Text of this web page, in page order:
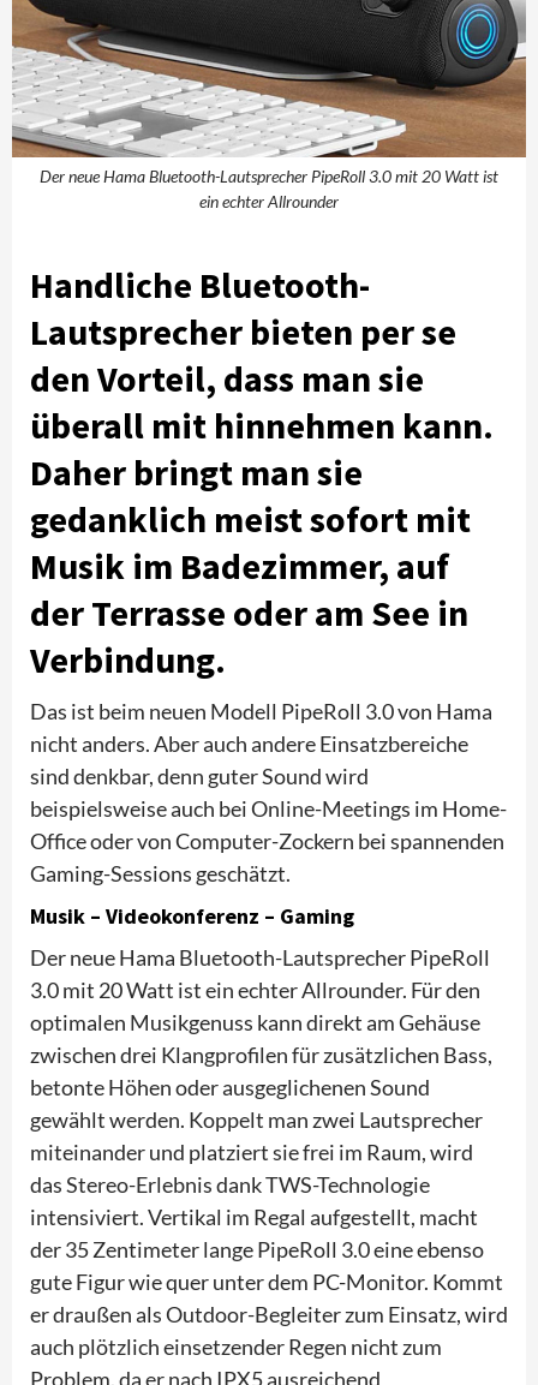
Der neue Hama Bluetooth-Lautsprecher PipeRoll 3.0 mit 20 Watt ist
ein echter Allrounder
Handliche Bluetooth-
Lautsprecher bieten per se
den Vorteil, dass man sie
überall mit hinnehmen kann.
Daher bringt man sie
gedanklich meist sofort mit
Musik im Badezimmer, auf
der Terrasse oder am See in
Verbindung.
Das ist beim neuen Modell PipeRoll 3.0 von Hama
nicht anders. Aber auch andere Einsatzbereiche
sind denkbar, denn guter Sound wird
beispielsweise auch bei Online-Meetings im Home-
Office oder von Computer-Zockern bei spannenden
Gaming-Sessions geschätzt.
Musik – Videokonferenz – Gaming
Der neue Hama Bluetooth-Lautsprecher PipeRoll
3.0 mit 20 Watt ist ein echter Allrounder. Für den
optimalen Musikgenuss kann direkt am Gehäuse
zwischen drei Klangprofilen für zusätzlichen Bass,
betonte Höhen oder ausgeglichenen Sound
gewählt werden. Koppelt man zwei Lautsprecher
miteinander und platziert sie frei im Raum, wird
das Stereo-Erlebnis dank TWS-Technologie
intensiviert. Vertikal im Regal aufgestellt, macht
der 35 Zentimeter lange PipeRoll 3.0 eine ebenso
gute Figur wie quer unter dem PC-Monitor. Kommt
er draußen als Outdoor-Begleiter zum Einsatz, wird
auch plötzlich einsetzender Regen nicht zum
Problem, da er nach IPX5 ausreichend